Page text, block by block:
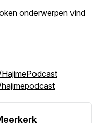
onderwerpen vind